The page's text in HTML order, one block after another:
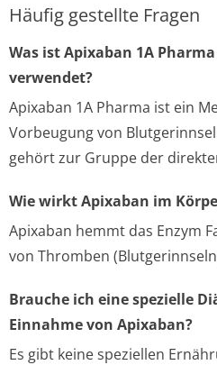
Häufig gestellte Fragen
Was ist Apixaban 1A
verwendet?
Apixaban 1A Pharma ist ein
Vorbeugung von
gehört zur Gruppe der
Wie wirkt Apixaban im
Apixaban hemmt das Enzym
von Thromben
Brauche ich eine spezielle
Einnahme von Apixaban?
Es gibt keine speziellen